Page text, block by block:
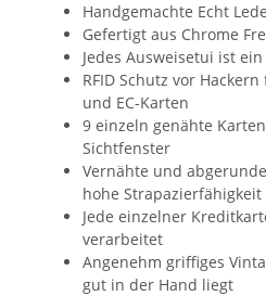
Handgemachte Echt
Gefertigt aus Chrome
Jedes Ausweisetui ist ein
RFID Schutz vor
und EC-Karten
9 einzeln genähte
Sichtfenster
Vernähte und
hohe Strapazierfähigkeit
Jede einzelner
verarbeitet
Angenehm griffiges
gut in der Hand liegt